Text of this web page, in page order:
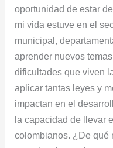
oportunidad de estar
mi vida estuve en el
municipal,
aprender nuevos
dificultades que viven
aplicar tantas leyes y
impactan en el
la capacidad de llevar
colombianos. ¿De qué